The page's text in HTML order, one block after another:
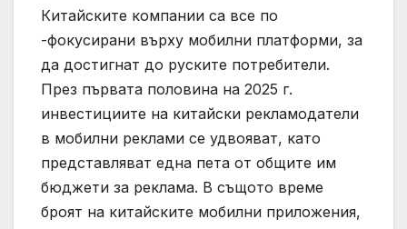
Китайските компании са все по
-фокусирани върху мобилни платформи, за
да достигнат до руските потребители.
През първата половина на 2025 г.
инвестициите на китайски рекламодатели
в мобилни реклами се удвояват, като
представляват една пета от общите им
бюджети за реклама. В същото време
броят на китайските мобилни приложения,